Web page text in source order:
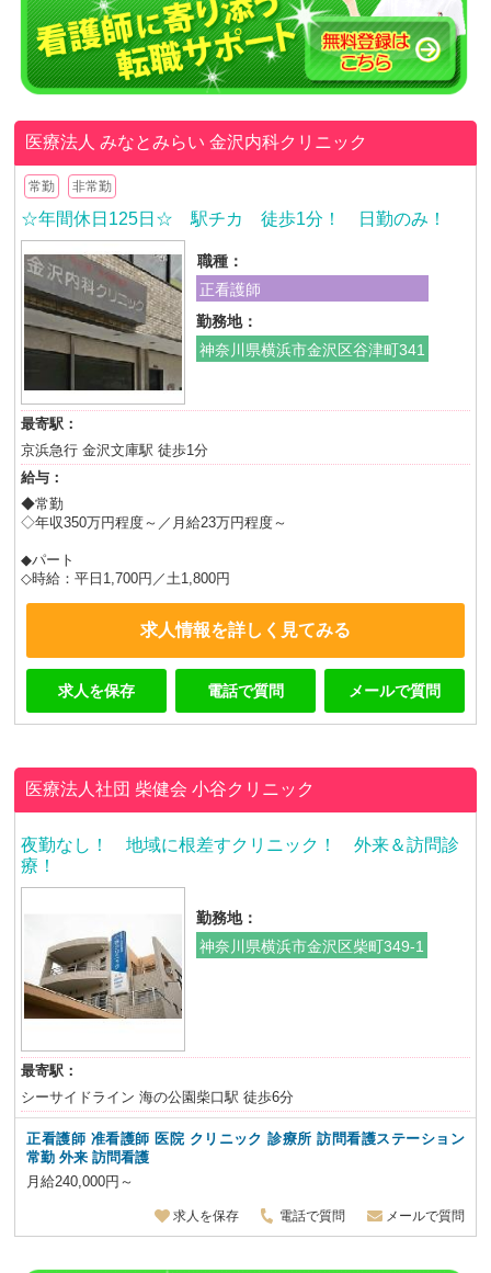
医療法人 みなとみらい金沢内科クリニック
常勤 非常勤
☆年間休日125日☆ 駅チカ 徒歩1分！ 日勤のみ！
職種：
正看護師
勤務地：
神奈川県横浜市金沢区谷津町341
最寄駅：
京浜急行 金沢文庫駅 徒歩1分
給与：
◆常勤
◇年収350万円程度～／月給23万円程度～
◆パート
◇時給：平日1,700円／土1,800円
求人情報を詳しく見てみる
求人を保存 電話で質問 メールで質問
医療法人社団 柴健会小谷クリニック
夜勤なし！ 地域に根差すクリニック！ 外来＆訪問診
療！
勤務地：
神奈川県横浜市金沢区柴町349-1
最寄駅：
シーサイドライン 海の公園柴口駅 徒歩6分
正看護師 准看護師 医院 クリニック 診療所 訪問看護ステーション
常勤 外来 訪問看護
月給240,000円～
求人を保存 電話で質問 メールで質問